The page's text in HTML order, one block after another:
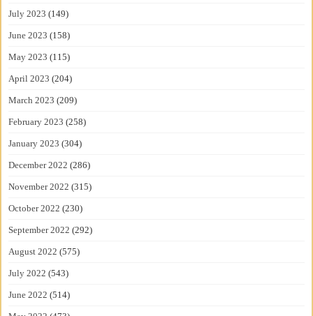
July 2023 (149)
June 2023 (158)
May 2023 (115)
April 2023 (204)
March 2023 (209)
February 2023 (258)
January 2023 (304)
December 2022 (286)
November 2022 (315)
October 2022 (230)
September 2022 (292)
August 2022 (575)
July 2022 (543)
June 2022 (514)